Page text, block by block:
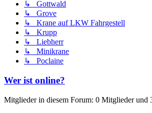
↳ Gottwald
↳ Grove
↳ Krane auf LKW Fahrgestell
↳ Krupp
↳ Liebherr
↳ Minikrane
↳ Poclaine
Wer ist online?
Mitglieder in diesem Forum: 0 Mitglieder und